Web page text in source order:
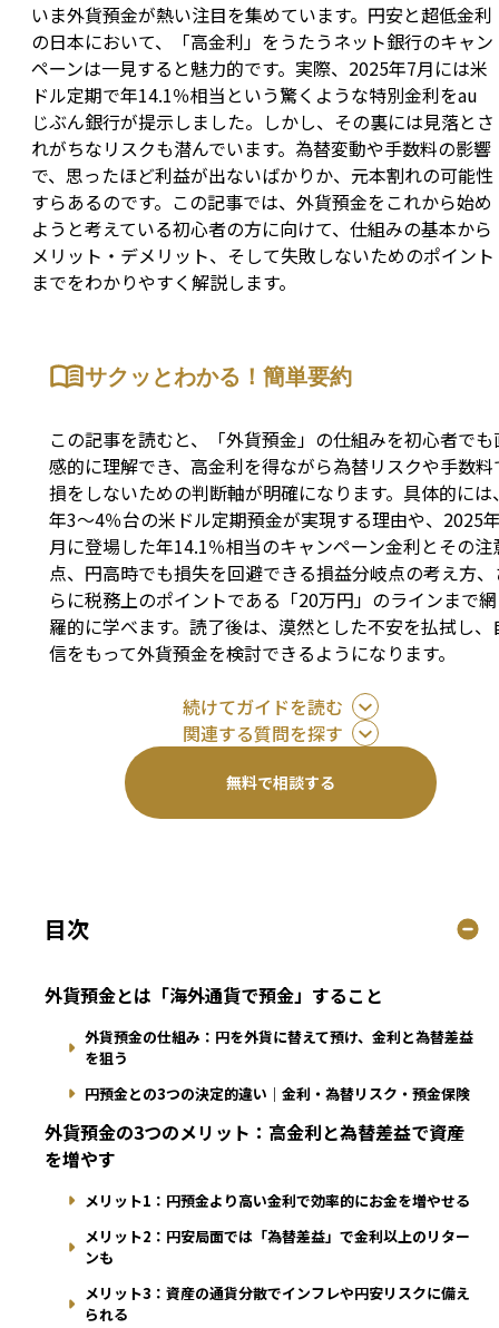
いま外貨預金が熱い注目を集めています。円安と超低金利
の日本において、「高金利」をうたうネット銀行のキャン
ペーンは一見すると魅力的です。実際、2025年7月には米
ドル定期で年14.1％相当という驚くような特別金利をau
じぶん銀行が提示しました。しかし、その裏には見落とさ
れがちなリスクも潜んでいます。為替変動や手数料の影響
で、思ったほど利益が出ないばかりか、元本割れの可能性
すらあるのです。この記事では、外貨預金をこれから始め
ようと考えている初心者の方に向けて、仕組みの基本から
メリット・デメリット、そして失敗しないためのポイント
までをわかりやすく解説します。
サクッとわかる！簡単要約
この記事を読むと、「外貨預金」の仕組みを初心者でも
感的に理解でき、高金利を得ながら為替リスクや手数料
損をしないための判断軸が明確になります。具体的には
年3～4％台の米ドル定期預金が実現する理由や、2025
月に登場した年14.1％相当のキャンペーン金利とその注
点、円高時でも損失を回避できる損益分岐点の考え方
らに税務上のポイントである「20万円」のラインまで網
羅的に学べます。読了後は、漠然とした不安を払拭し、
信をもって外貨預金を検討できるようになります。
続けてガイドを読む
関連する質問を探す
無料で相談する
目次
外貨預金とは「海外通貨で預金」すること
外貨預金の仕組み：円を外貨に替えて預け、金利と為替差益
を狙う
円預金との3つの決定的違い｜金利・為替リスク・預金保険
外貨預金の3つのメリット：高金利と為替差益で資産
を増やす
メリット1：円預金より高い金利で効率的にお金を増やせる
メリット2：円安局面では「為替差益」で金利以上のリター
ンも
メリット3：資産の通貨分散でインフレや円安リスクに備え
られる